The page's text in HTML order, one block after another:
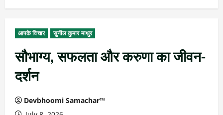
आपके विचार सुनील कुमार माथुर
सौभाग्य, सफलता और करुणा का जीवन-
दर्शन
Devbhoomi Samachar™